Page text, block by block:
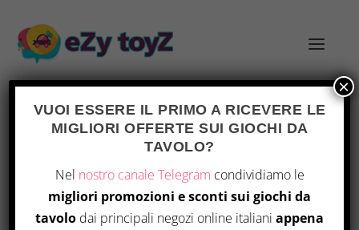
TAG:CREATIVITÀ
VUOI ESSERE IL PRIMO A RICEVERE LE
MIGLIORI OFFERTE SUI GIOCHI DA
TAVOLO?
Nel nostro canale Telegram condividiamo le
migliori promozioni e sconti sui giochi da
tavolo dai principali negozi online italiani appena
×